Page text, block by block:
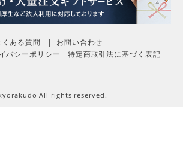
くある質問
お問い合わせ
バシーポリシー 特定商取引法に基づく表記
All rights reserved.